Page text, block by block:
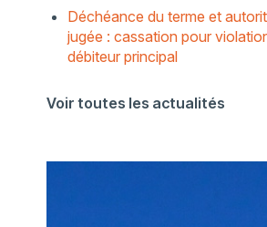
Déchéance du terme et
jugée : cassation pour
débiteur principal
Voir toutes les actualités